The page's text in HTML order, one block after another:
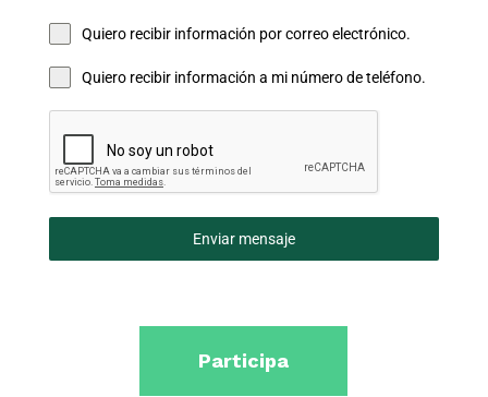
Quiero recibir información por correo electrónico.
Quiero recibir información a mi número de teléfono.
Enviar mensaje
Participa